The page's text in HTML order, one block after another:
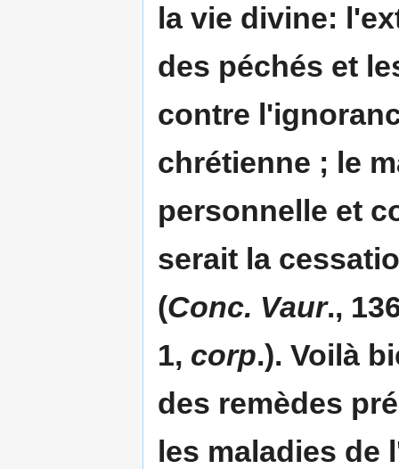
la vie divine:
des péchés et
contre
chrétienne ; le
personnelle et
serait la
(Conc. Vaur.,
1, corp.). Voilà
des remèdes
les maladies de